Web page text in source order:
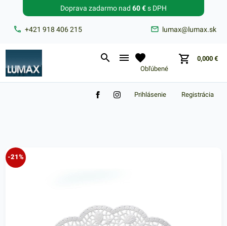
+421 918 406 215 lumax@lumax.sk
Doprava zadarmo nad 60 €s DPH
Obľúbené
0,000 €
Zabudnuté heslo?
Registrácia
Prihlásenie
-21%